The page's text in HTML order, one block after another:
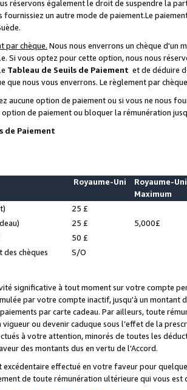
réservons également le droit de suspendre la
fournissiez un autre mode de paiement.Le
par chèque. Nous nous enverrons un chèque d'un
Si vous optez pour cette option, nous nous
Tableau de Seuils de Paiement et de déduire
que nous vous enverrons. Le règlement par
aucune option de paiement ou si vous ne nous
option de paiement ou bloquer la rémunération
de Paiement
Royaume-Uni
Royaume-Uni
Maximum
25 £
25 £
5,000£
50 £
des chèques
S/O
significative à tout moment sur votre compte
par votre compte inactif, jusqu'à un montant
par carte cadeau. Par ailleurs, toute
ou devenir caduque sous l’effet de la
à votre attention, minorés de toutes les
des montants dus en vertu de l'Accord.
excédentaire effectué en votre faveur pour
de toute rémunération ultérieure qui vous est